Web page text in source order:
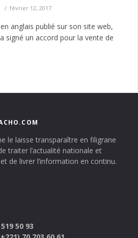
février 12, 2017
anglais publié sur son site web,
signé un accord pour la vente de
le laisse transparaître en filigrane
traiter l’actualité nationale et
de livrer l’information en continu.
50 93